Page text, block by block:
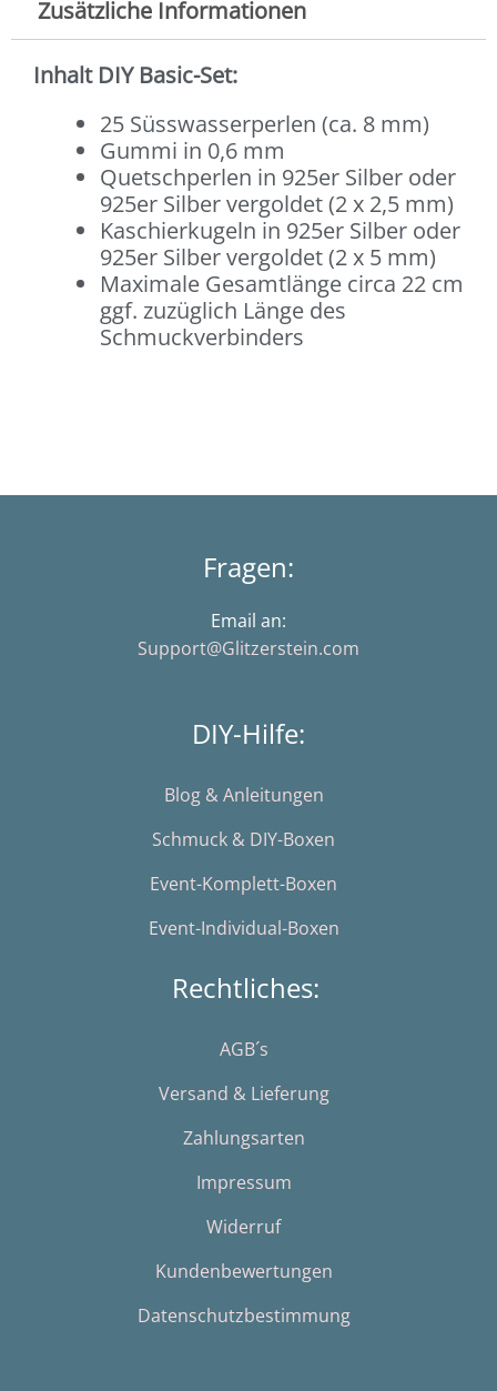
Zusätzliche Informationen
Inhalt DIY Basic-Set:
25 Süsswasserperlen (ca. 8 mm)
Gummi in 0,6 mm
Quetschperlen in 925er Silber oder
925er Silber vergoldet (2 x 2,5 mm)
Kaschierkugeln in 925er Silber oder
925er Silber vergoldet (2 x 5 mm)
Maximale Gesamtlänge circa 22 cm
ggf. zuzüglich Länge des
Schmuckverbinders
Fragen:
Email an:
Support@Glitzerstein.com
DIY-Hilfe:
Blog & Anleitungen
Schmuck & DIY-Boxen
Event-Komplett-Boxen
Event-Individual-Boxen
Rechtliches:
AGB´s
Versand & Lieferung
Zahlungsarten
Impressum
Widerruf
Kundenbewertungen
Datenschutzbestimmung